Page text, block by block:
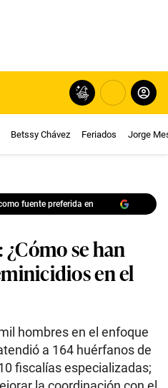
Betssy Chávez Feriados Jorge
fuente preferida en
se han
en el
hombres en el enfoque
a 164 huérfanos de
fiscalías especializadas;